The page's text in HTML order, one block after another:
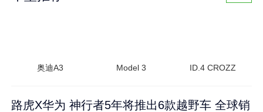
奥迪A3 Model 3 ID.4 CROZZ
路虎X华为 神行者5年将推出6款越野车 全球销